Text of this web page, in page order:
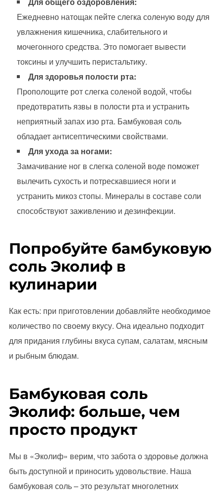
Ежедневно натощак пейте слегка соленую воду для
увлажнения кишечника, слабительного и
мочегонного средства. Это помогает вывести
токсины и улучшить перистальтику.
Для здоровья полости рта:
Прополощите рот слегка соленой водой, чтобы
предотвратить язвы в полости рта и устранить
неприятный запах изо рта. Бамбуковая соль
обладает антисептическими свойствами.
Для ухода за ногами:
Замачивание ног в слегка соленой воде поможет
вылечить сухость и потрескавшиеся ноги и
устранить микоз стопы. Минералы в составе соли
способствуют заживлению и дезинфекции.
Попробуйте бамбуковую
соль Эколиф в
кулинарии
Как есть: при приготовлении добавляйте необходимое
количество по своему вкусу. Она идеально подходит
для придания глубины вкуса супам, салатам, мясным
и рыбным блюдам.
Бамбуковая соль
Эколиф: больше, чем
просто продукт
Мы в «Эколиф» верим, что забота о здоровье должна
быть доступной и приносить удовольствие. Наша
бамбуковая соль – это результат многолетних